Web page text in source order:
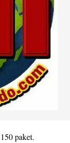
paket.